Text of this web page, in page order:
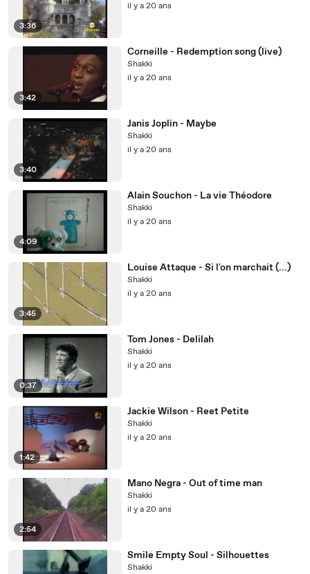
3:36
il y a 20 ans
3:42
Corneille - Redemption song (live)
Shakki
il y a 20 ans
3:40
Janis Joplin - Maybe
Shakki
il y a 20 ans
4:09
Alain Souchon - La vie Théodore
Shakki
il y a 20 ans
3:45
Louise Attaque - Si l'on marchait (...)
Shakki
il y a 20 ans
0:37
Tom Jones - Delilah
Shakki
il y a 20 ans
1:42
Jackie Wilson - Reet Petite
Shakki
il y a 20 ans
2:54
Mano Negra - Out of time man
Shakki
il y a 20 ans
Smile Empty Soul - Silhouettes
Shakki